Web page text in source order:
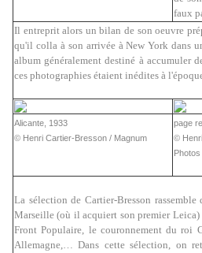
faux
Il entreprit alors un bilan de son oeuvre
qu'il colla à son arrivée à New York dans
album généralement destiné à accumuler
ces photographies étaient inédites à
Alicante, 1933
© Henri Cartier-Bresson / Magnum
page
©
Photos
La sélection de Cartier-Bresson
Marseille (où il acquiert son premier Leica)
Front Populaire, le couronnement du roi
Allemagne,… Dans cette sélection, on